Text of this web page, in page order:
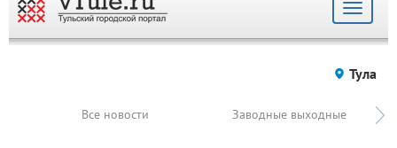
Toggle
Тула
Все новости Заводные выходные